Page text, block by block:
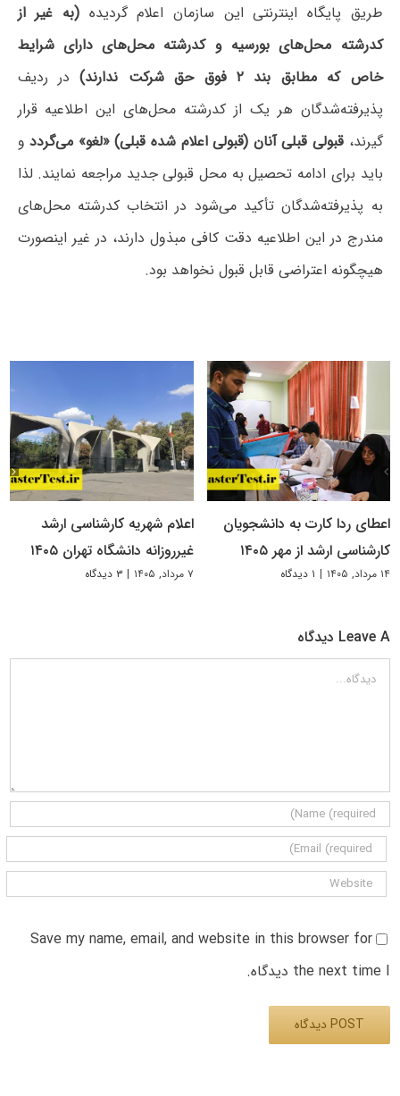
طریق پایگاه اینترنتی این سازمان اعلام ‌گردیده‌ (به‌ غیر از
کدرشته محل‌های‌ بورسیه‌ و کدرشته‌ محل‌های‌ دارای‌ شرایط
خاص‌ که‌ مطابق‌ بند ۲ فوق‌ حق‌ شرکت‌ ندارند)
در ردیف‌
پذیرفته‌شدگان‌ هر یک ‌از کدرشته‌ محل‌های این اطلاعیه قرار
گیرند، قبولی‌ قبلی ‌آنان‌ (قبولی‌ اعلام‌ شده‌ قبلی) «لغو»‌ می‌گردد و
باید برای‌ ادامه ‌تحصیل‌ به‌ محل‌ قبولی‌ جدید مراجعه‌ نمایند. لذا
به‌ پذیرفته‌شدگان‌ تأکید می‌شود در انتخاب کدرشته محل‌های
مندرج در این اطلاعیه دقت‌ کافی‌ مبذول‌ دارند، در غیر اینصورت‌
هیچگونه‌ اعتراضی‌ قابل‌ قبول‌ نخواهد بود.
اعطای ردا کارت به دانشجویان
کارشناسی ارشد از مهر ۱۴۰۵
۱۴ مرداد, ۱۴۰۵ | ۱ دیدگاه
اعلام شهریه کارشناسی ارشد
غیرروزانه دانشگاه تهران ۱۴۰۵
۷ مرداد, ۱۴۰۵ | ۳ دیدگاه
Leave A دیدگاه
دیدگاه
Save my name, email, and website in this browser for
the next time I دیدگاه.